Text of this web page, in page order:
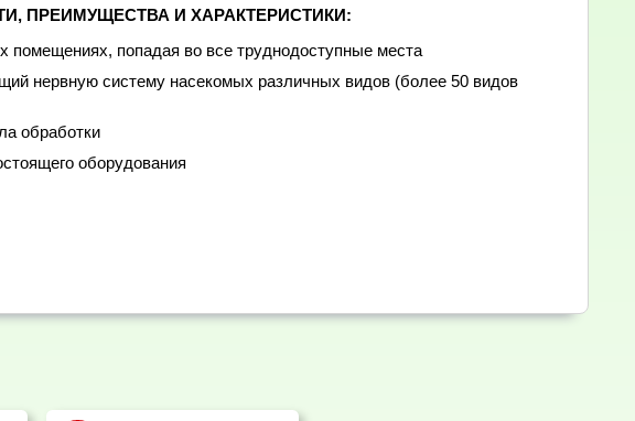
ПРЕИМУЩЕСТВА И ХАРАКТЕРИСТИКИ:
попадая во все труднодоступные места
систему насекомых различных видов (более 50 видов
обработки
оборудования